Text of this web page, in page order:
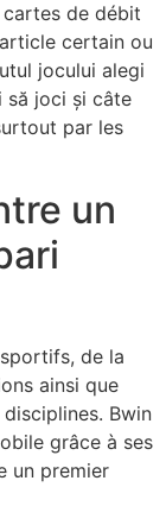
de débit
certain ou
jocului alegi
să joci și câte
par les
un
de la
ainsi que
Bwin
grâce à ses
un premier